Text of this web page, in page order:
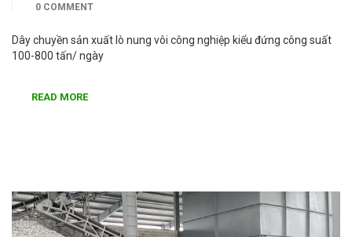
0 COMMENT
Dây chuyền sản xuất lò nung vôi công nghiệp kiểu đứng công suất
100-800 tấn/ ngày
READ MORE